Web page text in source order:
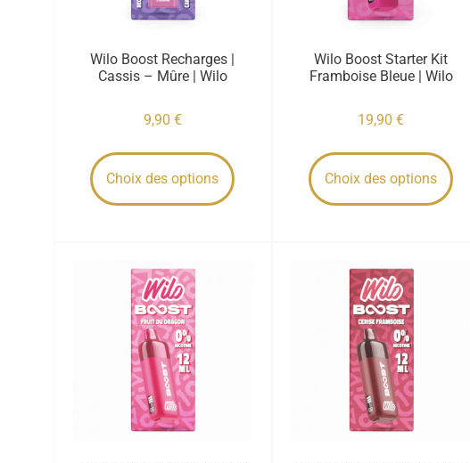
Wilo Boost Recharges |
Cassis – Mûre | Wilo
9,90 €
Choix des options
Wilo Boost Starter Kit
Framboise Bleue | Wilo
19,90€
Choix des options